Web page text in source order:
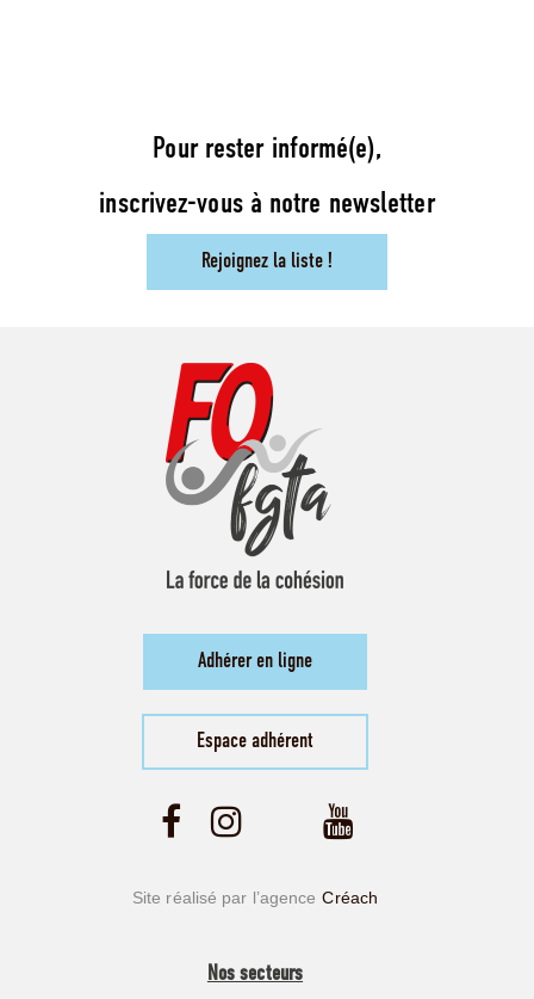
Pour rester informé(e),
inscrivez-vous à notre newsletter
Rejoignez la liste !
Adhérer en ligne
Espace adhérent
Site réalisé par l’agence Créach
Nos secteurs